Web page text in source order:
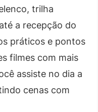
trilha
a recepção do
práticos e pontos
filmes com mais
assiste no dia a
cenas com